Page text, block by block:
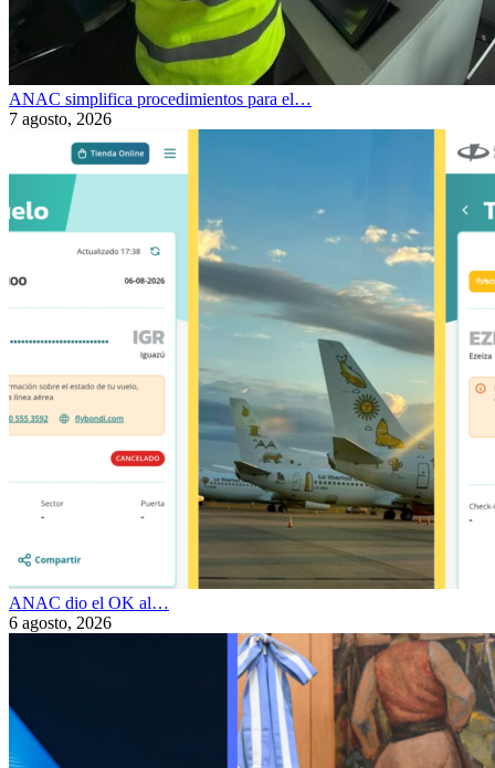
ANAC simplifica procedimientos para el…
7 agosto, 2026
ANAC dio el OK al…
6 agosto, 2026